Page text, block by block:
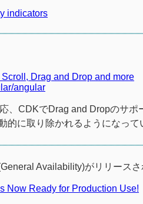
indicators
Drag and Drop and more
angular
、CDKでDrag and Dropのサ
的に取り除かれるようになって
Availability)がリリースさ
Now Ready for Production Use!